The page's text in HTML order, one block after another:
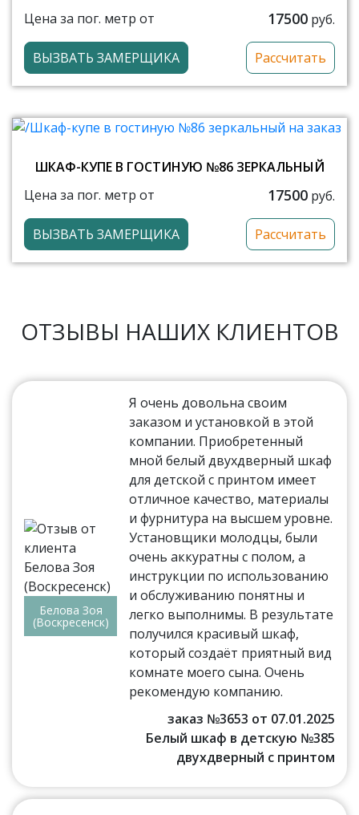
Цена за пог. метр от
17500 руб.
ВЫЗВАТЬ ЗАМЕРЩИКА Рассчитать
ШКАФ-КУПЕ В ГОСТИНУЮ №86 ЗЕРКАЛЬНЫЙ
Цена за пог. метр от
17500 руб.
ВЫЗВАТЬ ЗАМЕРЩИКА Рассчитать
ОТЗЫВЫ НАШИХ КЛИЕНТОВ
Белова Зоя
(Воскресенск)
Я очень довольна своим
заказом и установкой в этой
компании. Приобретенный
мной белый двухдверный шкаф
для детской с принтом имеет
отличное качество, материалы
и фурнитура на высшем уровне.
Установщики молодцы, были
очень аккуратны с полом, а
инструкции по использованию
и обслуживанию понятны и
легко выполнимы. В результате
получился красивый шкаф,
который создаёт приятный вид
комнате моего сына. Очень
рекомендую компанию.
заказ №3653 от 07.01.2025
Белый шкаф в детскую №385
двухдверный с принтом